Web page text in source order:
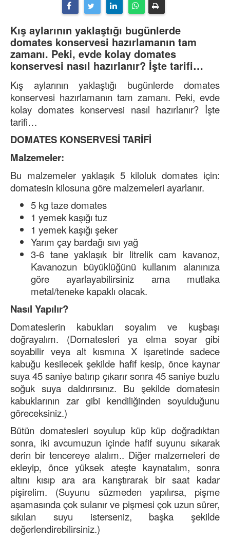
Kış aylarının yaklaştığı bugünlerde
domates konservesi hazırlamanın tam
zamanı. Peki, evde kolay domates
konservesi nasıl hazırlanır? İşte tarifi…
Kış aylarının yaklaştığı bugünlerde domates
konservesi hazırlamanın tam zamanı. Peki, evde
kolay domates konservesi nasıl hazırlanır? İşte
tarifi…
DOMATES KONSERVESİ TARİFİ
Malzemeler:
Bu malzemeler yaklaşık 5 kiloluk domates için:
domatesin kilosuna göre malzemeleri ayarlanır.
5 kg taze domates
1 yemek kaşığı tuz
1 yemek kaşığı şeker
Yarım çay bardağı sıvı yağ
3-6 tane yaklaşık bir litrelik cam kavanoz,
Kavanozun büyüklüğünü kullanım alanınıza
göre ayarlayabilirsiniz ama mutlaka
metal/teneke kapaklı olacak.
Nasıl Yapılır?
Domateslerin kabukları soyalım ve kuşbaşı
doğrayalım. (Domatesleri ya elma soyar gibi
soyabilir veya alt kısmına X işaretinde sadece
kabuğu kesilecek şekilde hafif kesip, önce kaynar
suya 45 saniye batırıp çıkarır sonra 45 saniye buzlu
soğuk suya daldırırsınız. Bu şekilde domatesin
kabuklarının zar gibi kendiliğinden soyulduğunu
göreceksiniz.)
Bütün domatesleri soyulup küp küp doğradıktan
sonra, iki avcumuzun içinde hafif suyunu sıkarak
derin bir tencereye alalım.. Diğer malzemeleri de
ekleyip, önce yüksek ateşte kaynatalım, sonra
altını kısıp ara ara karıştırarak bir saat kadar
pişirelim. (Suyunu süzmeden yapılırsa, pişme
aşamasında çok sulanır ve pişmesi çok uzun sürer,
sıkılan suyu isterseniz, başka şekilde
değerlendirebilirsiniz.)